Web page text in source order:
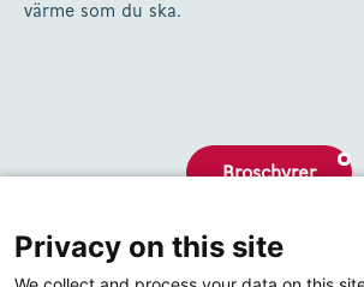
värme som du ska.
Broschyrer
Om oss
Privacy on this site